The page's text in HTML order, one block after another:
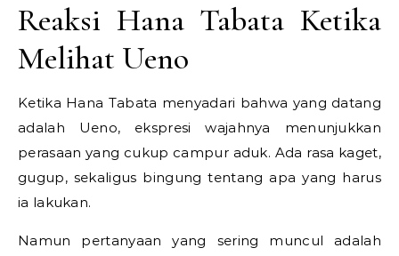
Reaksi Hana Tabata Ketika
Melihat Ueno
Ketika Hana Tabata menyadari bahwa yang datang
adalah Ueno, ekspresi wajahnya menunjukkan
perasaan yang cukup campur aduk. Ada rasa kaget,
gugup, sekaligus bingung tentang apa yang harus
ia lakukan.
Namun pertanyaan yang sering muncul adalah